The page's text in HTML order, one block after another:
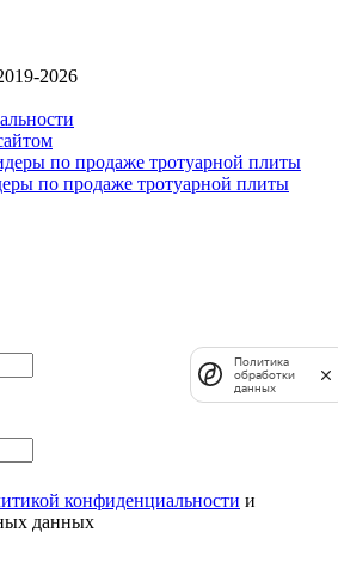
2026
по продаже тротуарной плиты
конфиденциальности и
данных
Политика
обработки
данных